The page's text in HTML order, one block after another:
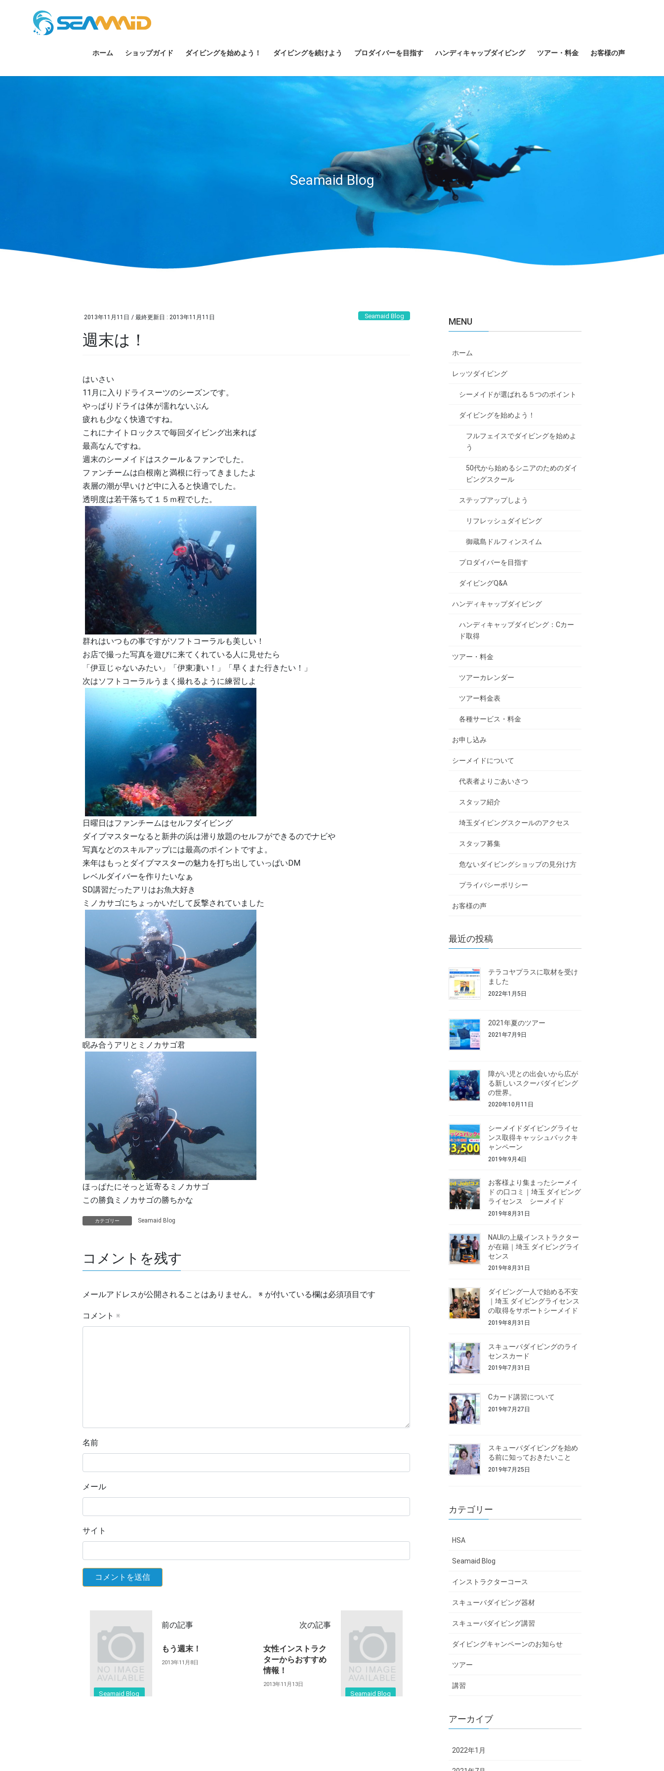
ホーム ショップガイド ダイビングを始めよう！ ダイビングを続けよう プロダイバーを目指す ハンディキャップダイビング ツアー・料金 お客様の声
Seamaid Blog
2013年11月11日 / 最終更新日 : 2013年11月11日 Seamaid Blog
週末は！
はいさい
11月に入りドライスーツのシーズンです。
やっぱりドライは体が濡れないぶん
疲れも少なく快適ですね。
これにナイトロックスで毎回ダイビング出来れば
最高なんですね。
週末のシーメイドはスクール＆ファンでした。
ファンチームは白根南と満根に行ってきましたよ
表層の潮が早いけど中に入ると快適でした。
透明度は若干落ちて１５ｍ程でした。
群れはいつもの事ですがソフトコーラルも美しい！
お店で撮った写真を遊びに来てくれている人に見せたら
「伊豆じゃないみたい」「伊東凄い！」「早くまた行きたい！」
次はソフトコーラルうまく撮れるように練習しよ
日曜日はファンチームはセルフダイビング
ダイブマスターなると新井の浜は潜り放題のセルフができるのでナビや
写真などのスキルアップには最高のポイントですよ。
来年はもっとダイブマスターの魅力を打ち出していっぱいDM
レベルダイバーを作りたいなぁ
SD講習だったアリはお魚大好き
ミノカサゴにちょっかいだして反撃されていました
睨み合うアリとミノカサゴ君
ほっぱたにそっと近寄るミノカサゴ
この勝負ミノカサゴの勝ちかな
カテゴリー Seamaid Blog
コメントを残す
メールアドレスが公開されることはありません。 ※ が付いている欄は必須項目です
コメント ※
名前
メール
サイト
Seamaid Blog
前の記事
もう週末！
2013年11月8日
Seamaid Blog
次の記事
女性インストラク
ターからおすすめ
情報！
2013年11月13日
MENU
ホーム
レッツダイビング
シーメイドが選ばれる５つのポイント
ダイビングを始めよう！
フルフェイスでダイビングを始めよ
う
50代から始めるシニアのためのダイ
ビングスクール
ステップアップしよう
リフレッシュダイビング
御蔵島ドルフィンスイム
プロダイバーを目指す
ダイビングQ&A
ハンディキャップダイビング
ハンディキャップダイビング：Cカー
ド取得
ツアー・料金
ツアーカレンダー
ツアー料金表
各種サービス・料金
お申し込み
シーメイドについて
代表者よりごあいさつ
スタッフ紹介
埼玉ダイビングスクールのアクセス
スタッフ募集
危ないダイビングショップの見分け方
プライバシーポリシー
お客様の声
最近の投稿
テラコヤプラスに取材を受け
ました
2022年1月5日
2021年夏のツアー
2021年7月9日
障がい児との出会いから広が
る新しいスクーバダイビング
の世界。
2020年10月11日
シーメイドダイビングライセ
ンス取得キャッシュバックキ
ャンペーン
2019年9月4日
お客様より集まったシーメイ
ド の口コミ｜埼玉 ダイビング
ライセンス シーメイド
2019年8月31日
NAUIの上級インストラクター
が在籍｜埼玉 ダイビングライ
センス
2019年8月31日
ダイビング一人で始める不安
｜埼玉 ダイビングライセンス
の取得をサポートシーメイド
2019年8月31日
スキューバダイビングのライ
センスカード
2019年7月31日
Cカード講習について
2019年7月27日
スキューバダイビングを始め
る前に知っておきたいこと
2019年7月25日
カテゴリー
HSA
Seamaid Blog
インストラクターコース
スキューバダイビング器材
スキューバダイビング講習
ダイビングキャンペーンのお知らせ
ツアー
講習
アーカイブ
2022年1月